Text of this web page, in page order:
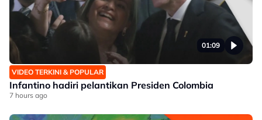
01:09
VIDEO TERKINI & POPULAR
Infantino hadiri pelantikan Presiden Colombia
7 hours ago